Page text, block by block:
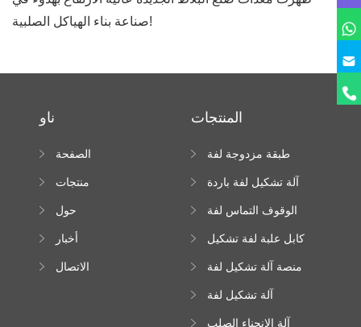
صناعة بناء الهياكل الصلبية!
ناو
الصفحة
منتجات
حول
أخبار
الاتصال
المنتجات
طبقة مزدوجة لفة
آلة تشكيل لفة باردة
الوقوف التماس لفة
كابل علبة لفة تشكيل
منصة آلة تشكيل لفة
آلة تشكيل لفة
آلة الانحناء الصلب